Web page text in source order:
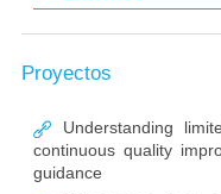
Proyectos
Understanding
continuous quality
guidance